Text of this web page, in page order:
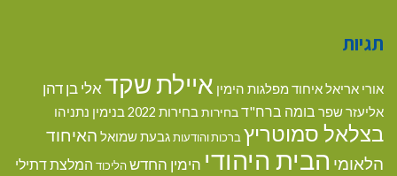
תגיות
אורי אריאלאיחוד מפלגות הימין איילת שקדאלי בן דהן
אליעזר שפר בומה ברח"דבחירות בחירות 2022 בנימין נתניהו
בצלאל סמוטריץ ברכות והודעותגבעת שמואל האיחוד
הלאומי הבית היהודי הימין החדשהליכוד המלצת דתילי